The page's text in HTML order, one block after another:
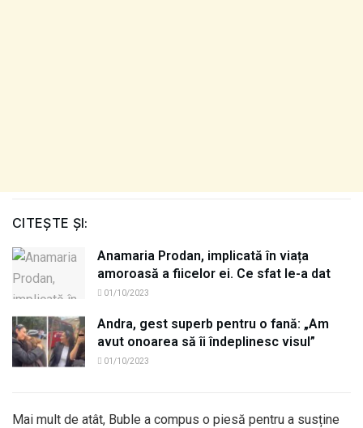
CITEȘTE ȘI:
Anamaria Prodan, implicată în viața
amoroasă a fiicelor ei. Ce sfat le-a dat
01/10/2023
Andra, gest superb pentru o fană: „Am
avut onoarea să îi îndeplinesc visul”
01/10/2023
Mai mult de atât, Buble a compus o piesă pentru a susține